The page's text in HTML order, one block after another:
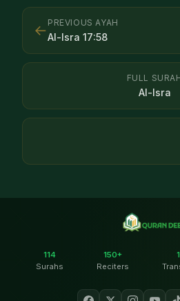
← PREVIOUS AYAH
Al-Isra 17:58
FULL
Al-Isra
114
Surahs
150+
Reciters